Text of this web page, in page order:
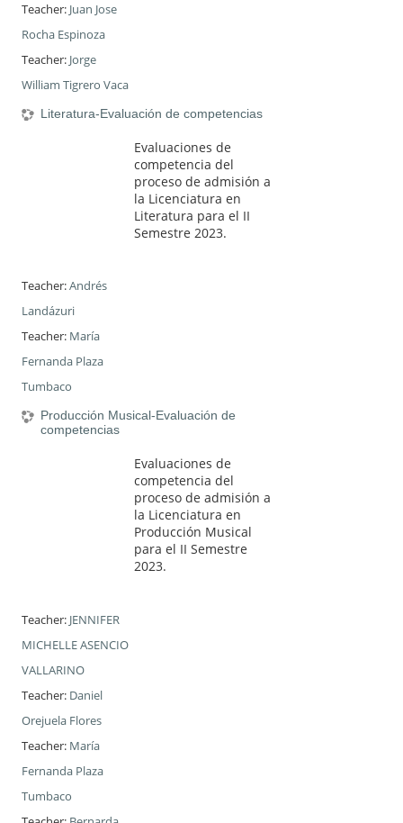
Teacher: Juan Jose
Rocha Espinoza
Teacher: Jorge
William Tigrero Vaca
Literatura-Evaluación de competencias
Evaluaciones de
competencia del
proceso de admisión a
la Licenciatura en
Literatura para el II
Semestre 2023.
Teacher:Andrés
Landázuri
Teacher: María
Fernanda Plaza
Tumbaco
Producción Musical-Evaluación de
competencias
Evaluaciones de
competencia del
proceso de admisión a
la Licenciatura en
Producción Musical
para el II Semestre
2023.
Teacher: JENNIFER
MICHELLE ASENCIO
VALLARINO
Teacher: Daniel
Orejuela Flores
Teacher: María
Fernanda Plaza
Tumbaco